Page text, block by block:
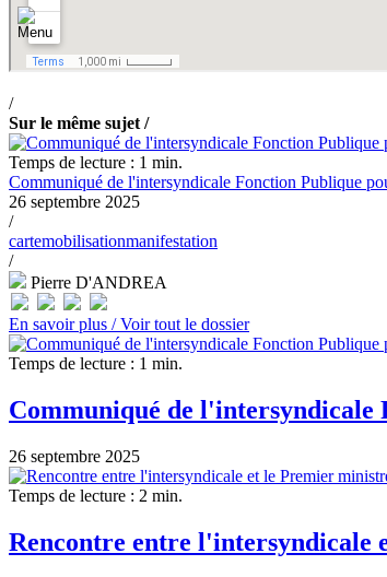
/
Sur le même sujet /
Temps de lecture : 1 min.
Communiqué de l'intersyndicale Fonction Publique
26 septembre 2025
/
cartemobilisationmanifestation
/
Pierre D'ANDREA
En savoir plus /Voir tout le dossier
Temps de lecture : 1 min.
Communiqué de l'intersyndicale
26 septembre 2025
Temps de lecture : 2 min.
Rencontre entre l'intersyndicale